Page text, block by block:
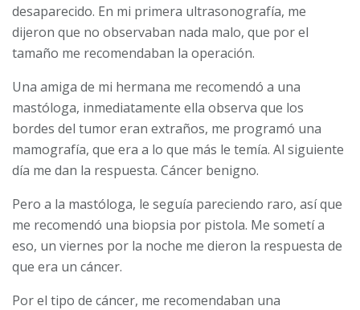
desaparecido. En mi primera ultrasonografía, me
dijeron que no observaban nada malo, que por el
tamaño me recomendaban la operación.
Una amiga de mi hermana me recomendó a una
mastóloga, inmediatamente ella observa que los
bordes del tumor eran extraños, me programó una
mamografía, que era a lo que más le temía. Al siguiente
día me dan la respuesta. Cáncer benigno.
Pero a la mastóloga, le seguía pareciendo raro, así que
me recomendó una biopsia por pistola. Me sometí a
eso, un viernes por la noche me dieron la respuesta de
que era un cáncer.
Por el tipo de cáncer, me recomendaban una